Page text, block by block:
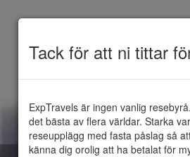
Tack för att ni tittar
ExpTravels är ingen vanlig
det bästa av flera världar. Starka
reseupplägg med fasta påslag så
känna dig orolig att ha betalat för